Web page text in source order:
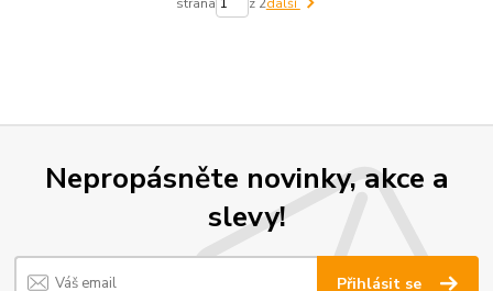
Nepropásněte novinky, akce a
slevy!
Přihlásit se